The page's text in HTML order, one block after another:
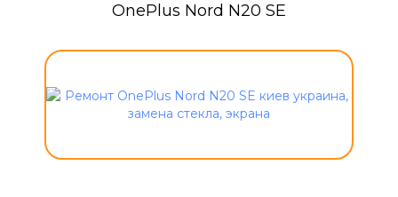
OnePlus Nord N20 SE